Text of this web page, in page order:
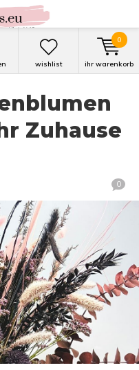
wishlist ihr warenkorb
0
Zuhause
0